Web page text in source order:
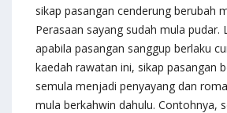
sikap pasangan cenderung berubah
Perasaan sayang sudah mula pudar.
apabila pasangan sanggup berlaku
kaedah rawatan ini, sikap pasangan
semula menjadi penyayang dan
mula berkahwin dahulu. Contohnya,